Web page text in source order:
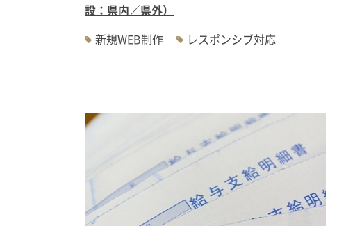
設：県内／県外）
新規WEB制作
レスポンシブ対応